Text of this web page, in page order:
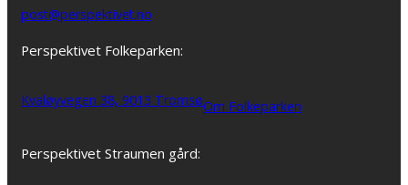
post@perspektivet.no
Perspektivet Folkeparken:
Kvaløyvegen 38, 9013 TromsøOm Folkeparken
Perspektivet Straumen gård: